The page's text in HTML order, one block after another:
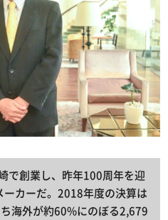
で創業し、昨年100周年を迎
カーだ。2018年度の決算は
海外が約60%にのぼる2,679